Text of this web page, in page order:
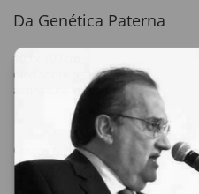
Da Genética Paterna
100 x 100 cm
óleo sobre tela
assinatura inf. esq.
Compartilhar